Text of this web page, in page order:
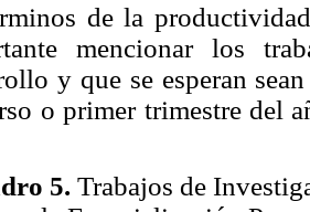
de la
mencionar los
y que se esperan
o primer trimestre del
5. Trabajos de